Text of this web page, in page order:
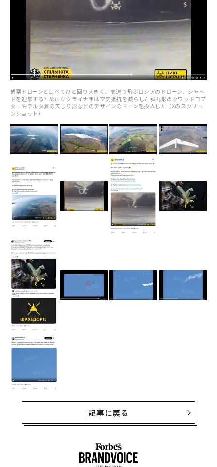
偵察ドローンと比べてひと回り大きく、高速で飛ぶロシアのドローン、シャヘ
ドを迎撃するためにウクライナ軍は空気抵抗を減らした弾丸形のクワッドコプ
ターやデルタ翼の矢じり形などのデザインのドーンを投入した（Xのスクリー
ンショット）
記事に戻る